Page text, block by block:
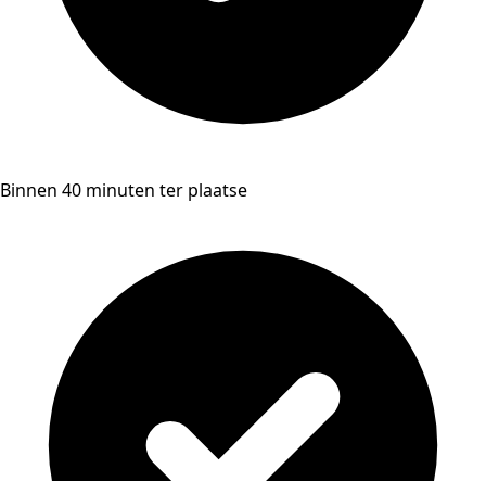
Binnen 40 minuten ter plaatse